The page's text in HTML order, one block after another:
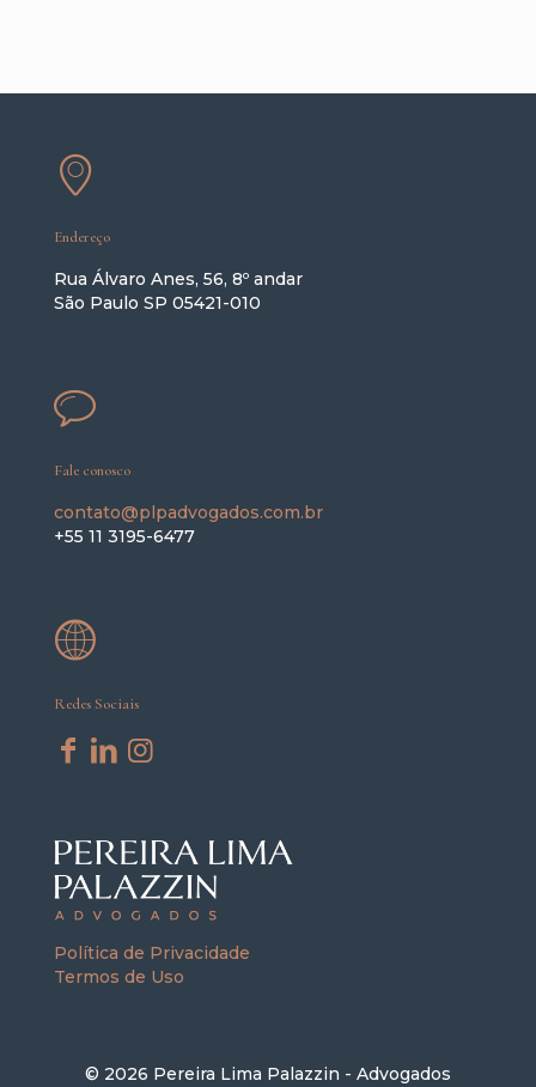
Endereço
Rua Álvaro Anes, 56, 8º andar
São Paulo SP 05421-010
Fale conosco
contato@plpadvogados.com.br
+55 11 3195-6477
Redes Sociais
Política de Privacidade
Termos de Uso
© 2026 Pereira Lima Palazzin - Advogados